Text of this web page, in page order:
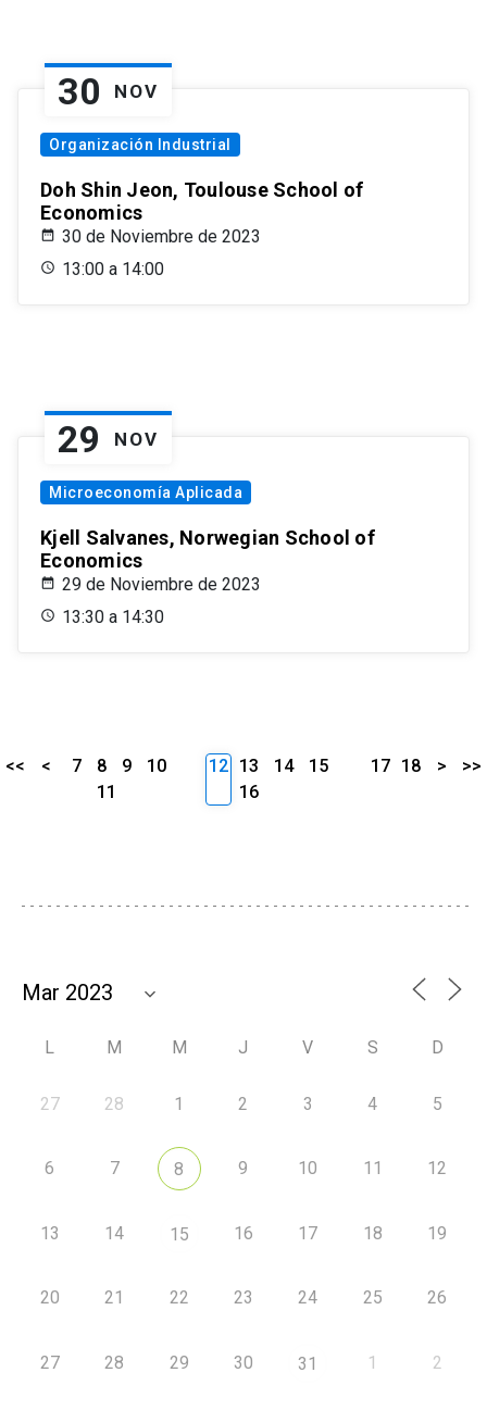
30 NOV
Organización Industrial
Doh Shin Jeon, Toulouse School of
Economics
30 de Noviembre de 2023
13:00 a 14:00
29 NOV
Microeconomía Aplicada
Kjell Salvanes, Norwegian School of
Economics
29 de Noviembre de 2023
13:30 a 14:30
<< < 7 8 9
10
11
12 13 14
15
16
17 18 > >>
L M M J V S D
27 28 1 2 3 4 5
6 7 8 9 10 11 12
13 14 15 16 17 18 19
20 21 22 23 24 25 26
27 28 29 30 31 1 2